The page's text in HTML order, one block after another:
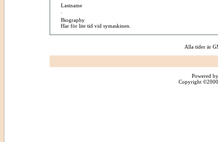
Lastname
Biography
Har för lite tid vid symaskinen.
Alla tider är
Powered
Copyright